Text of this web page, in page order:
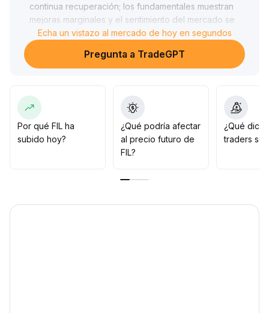
continua recuperación; los fundamentales muestran
mejoras marginales y el sentimiento del mercado se
está estabilizando gradualmente.
Si logra superar la resistencia de $0
73, podría comenzar un rebote técnico; de lo contrario,
A mediano y largo plazo, la demanda de
almacenamiento para IA ofrece oportunidades
adicionales para el ecosistema de FIL; se recomienda
acumular posiciones de forma escalonada en el rango
inferior y esperar que los escenarios de IA catalicen
Echa un vistazo al mercado de hoy en segundos
Pregunta a TradeGPT
Por qué FIL ha
subido hoy?
¿Qué podría afectar
al precio futuro de
FIL?
¿Qué
traders